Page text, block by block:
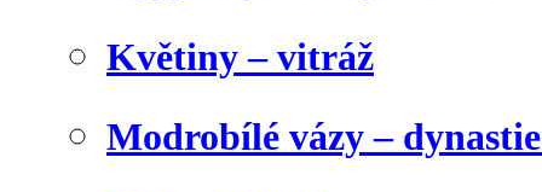
Květiny – vitráž
Modrobílé vázy –